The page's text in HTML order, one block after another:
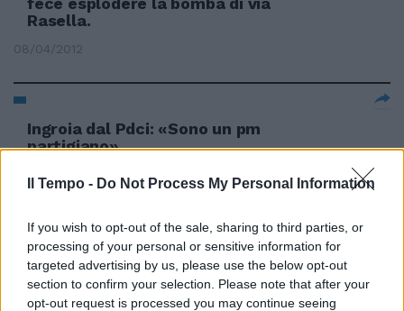
Il Tempo - Do Not Process My Personal Information
If you wish to opt-out of the sale, sharing to third parties, or
processing of your personal or sensitive information for
targeted advertising by us, please use the below opt-out
section to confirm your selection. Please note that after your
opt-out request is processed you may continue seeing
Rasella.
08/04/2012
Ingroia dal Pdci: «Sono un pm
partigiano»
"Costruiamo l'Italia del futuro"
L'appello del partigiano Silvio
30/04/2010